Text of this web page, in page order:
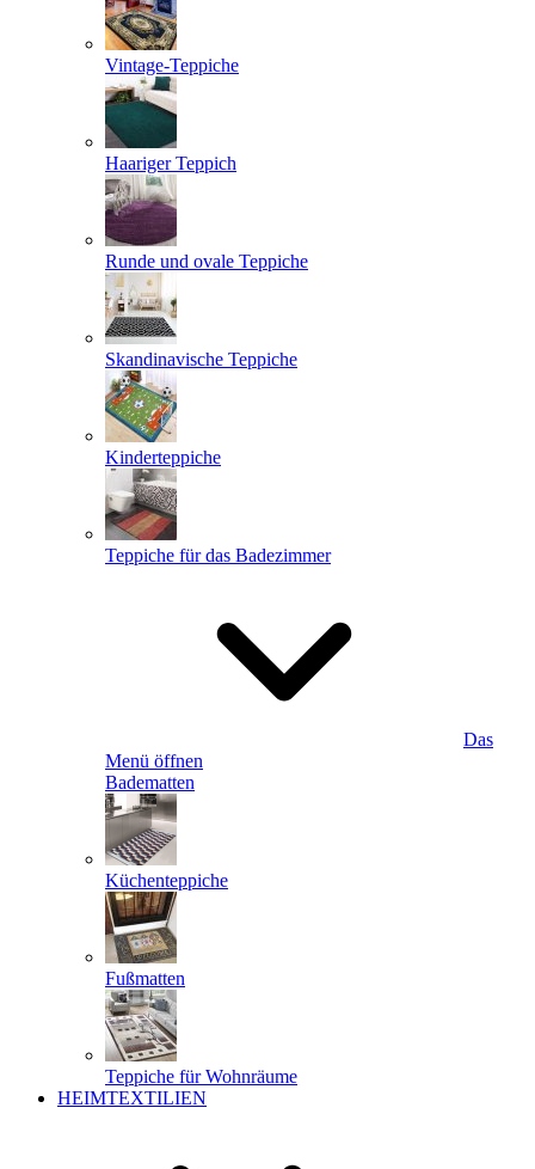
Vintage-Teppiche
Haariger Teppich
Runde und ovale Teppiche
Skandinavische Teppiche
Kinderteppiche
Teppiche für das Badezimmer
Das
Menü öffnen
Badematten
Küchenteppiche
Fußmatten
Teppiche für Wohnräume
HEIMTEXTILIEN